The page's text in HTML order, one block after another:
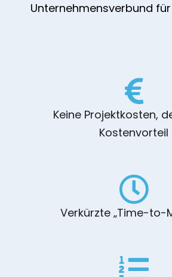
Unternehmensverbund
Keine Projektkosten,
Kostenvorteil
Verkürzte „Time-to-